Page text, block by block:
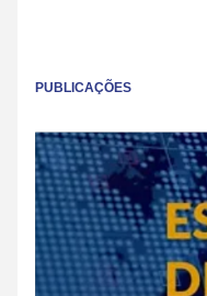
PUBLICAÇÕES